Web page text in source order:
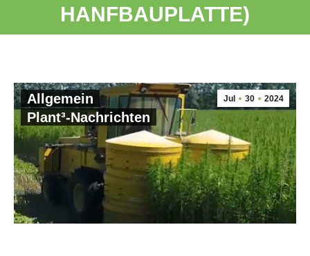
HANFBAUPLATTE)
Jul 30 2024
Allgemein
Plant³-Nachrichten